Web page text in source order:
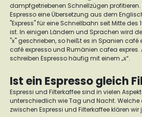
dampfgetriebenen Schnellzügen profitieren.
Espresso eine Übersetzung aus dem
"Express" für eine Schnellbahn seit Mitte des
ist. In einigen Ländern und Sprachen wird
"x" geschrieben, so heißt es in Spanien café
café expressound Rumänien cafea expres.
schreiben Espresso häufig mit einem „x“.
Ist ein Espresso gleich
Espressi und Filterkaffee sind in vielen
unterschiedlich wie Tag und Nacht. Welche
zwischen Espressi und Filterkaffee klären wir